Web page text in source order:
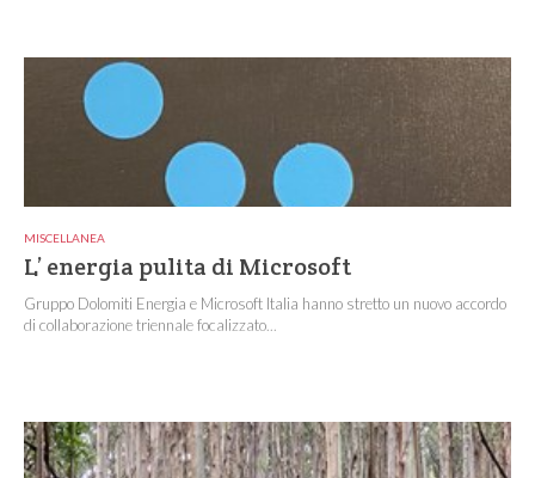
MISCELLANEA
L’ energia pulita di Microsoft
Gruppo Dolomiti Energia e Microsoft Italia hanno stretto un nuovo accordo
di collaborazione triennale focalizzato...